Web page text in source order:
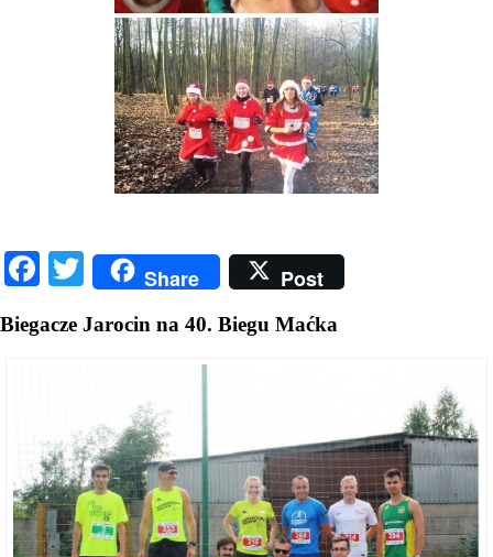
Facebook
Twitter
Share Post
Biegacze Jarocin na 40. Biegu Maćka